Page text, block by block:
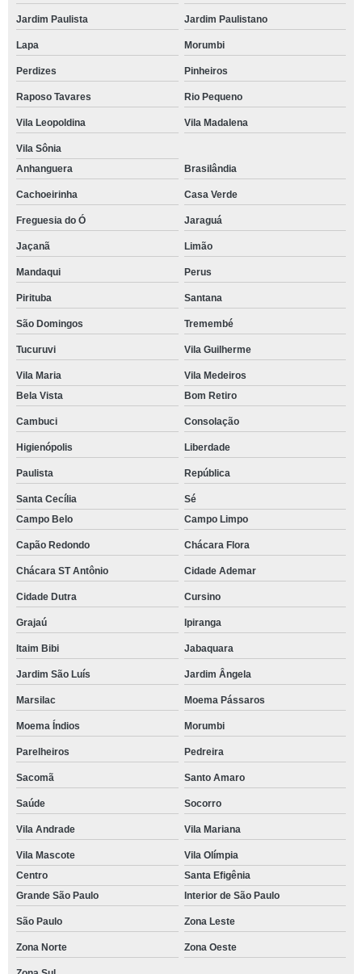
Jardim Paulista Jardim Paulistano
Lapa Morumbi
Perdizes Pinheiros
Raposo Tavares Rio Pequeno
Vila Leopoldina Vila Madalena
Vila Sônia
Anhanguera
Brasilândia
Cachoeirinha Casa Verde
Freguesia do Ó Jaraguá
Jaçanã Limão
Mandaqui Perus
Pirituba Santana
São Domingos Tremembé
Tucuruvi Vila Guilherme
Vila Maria
Vila Medeiros
Bela Vista
Bom Retiro
Cambuci Consolação
Higienópolis Liberdade
Paulista República
Santa Cecília
Sé
Campo Belo
Campo Limpo
Capão Redondo Chácara Flora
Chácara ST Antônio Cidade Ademar
Cidade Dutra Cursino
Grajaú Ipiranga
Itaim Bibi Jabaquara
Jardim São Luís Jardim Ângela
Marsilac Moema Pássaros
Moema Índios Morumbi
Parelheiros Pedreira
Sacomã Santo Amaro
Saúde Socorro
Vila Andrade Vila Mariana
Vila Mascote
Vila Olímpia
Centro
Santa Efigênia
Grande São Paulo
Interior de São Paulo
São Paulo Zona Leste
Zona Norte Zona Oeste